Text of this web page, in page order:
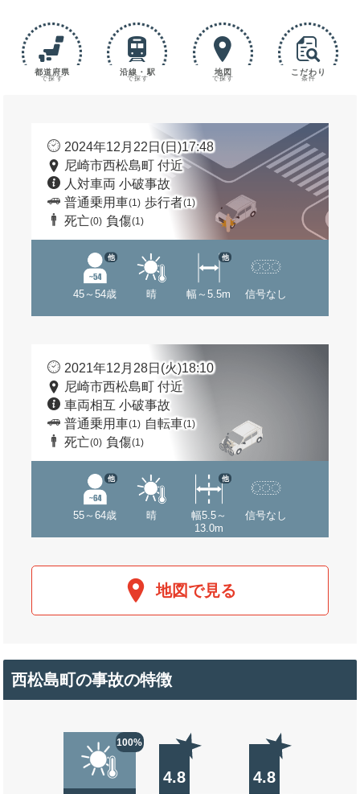
都道府県
で探す
沿線・駅
で探す
地図
で探す
こだわり
条件
2024年12月22日(日)17:48
尼崎市西松島町 付近
人対車両 小破事故
普通乗用車(1) 歩行者(1)
死亡(0) 負傷(1)
45～54歳
他
晴 幅～5.5m
他
信号なし
2021年12月28日(火)18:10
尼崎市西松島町 付近
車両相互 小破事故
普通乗用車(1) 自転車(1)
死亡(0) 負傷(1)
55～64歳
他
晴
幅5.5～
13.0m
他
信号なし
地図で見る
西松島町の事故の特徴
100%
4.8 4.8